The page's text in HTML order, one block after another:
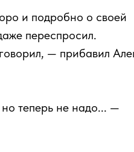
и подробно о своей
переспросил.
— прибавил
теперь не надо... —